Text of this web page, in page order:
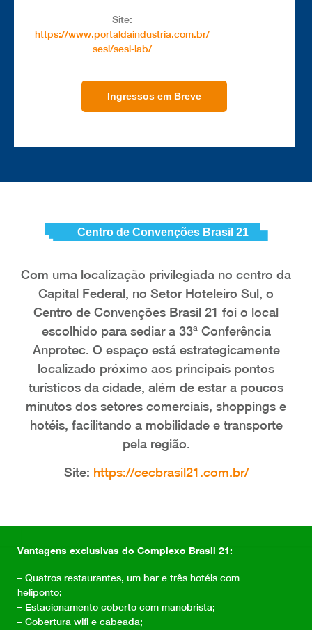
Site:
https://www.portaldaindustria.com.br/
sesi/sesi-lab/
Ingressos em Breve
Centro de Convenções Brasil 21
Com uma localização privilegiada no centro da
Capital Federal, no Setor Hoteleiro Sul, o
Centro de Convenções Brasil 21 foi o local
escolhido para sediar a 33ª Conferência
Anprotec. O espaço está estrategicamente
localizado próximo aos principais pontos
turísticos da cidade, além de estar a poucos
minutos dos setores comerciais, shoppings e
hotéis, facilitando a mobilidade e transporte
pela região.
Site: https://cecbrasil21.com.br/
Vantagens exclusivas do Complexo Brasil 21:
– Quatros restaurantes, um bar e três hotéis com
heliponto;
– Estacionamento coberto com manobrista;
– Cobertura wifi e cabeada;